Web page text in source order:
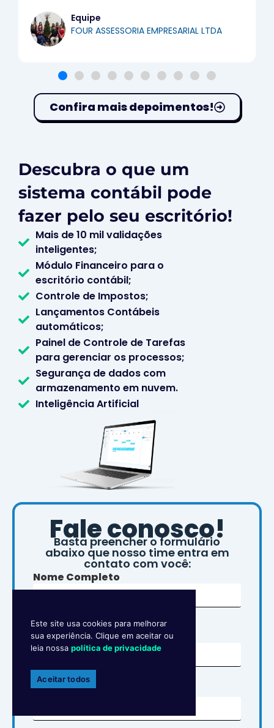
Equipe
FOUR ASSESSORIA EMPRESARIAL LTDA
Confira mais depoimentos!
Fale conosco!
Basta preencher o formulário
abaixo que nosso time entra em
contato com você:
Nome Completo
E-mail
Telefone*
Descubra o que um
sistema contábil pode
fazer pelo seu escritório!
Mais de 10 mil validações
inteligentes;
Módulo Financeiro para o
escritório contábil;
Controle de Impostos;
Lançamentos Contábeis
automáticos;
Painel de Controle de Tarefas
para gerenciar os processos;
Segurança de dados com
armazenamento em nuvem.
Inteligência Artificial
Este site usa cookies para melhorar
sua experiência. Clique em aceitar ou
leia nossa política de privacidade
Aceitar todos